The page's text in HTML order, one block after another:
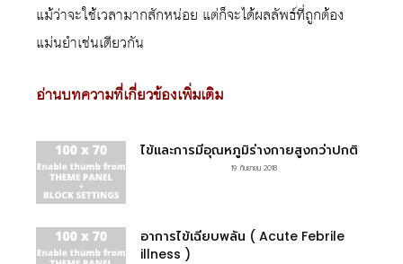
แม้ว่าจะใช้เวลามากสักหน่อย แต่ก็จะได้ผลลัพธ์ที่ถูกต้อง
แม่นยำเช่นเดียวกัน
อ่านบทความที่เกี่ยวข้องเพิ่มเติม
ไข้และการมีอุณหภูมิร่างกายสูงกว่าปกติ
19 กันยายน 2018
อาการไข้เฉียบพลัน ( Acute Febrile
illness )